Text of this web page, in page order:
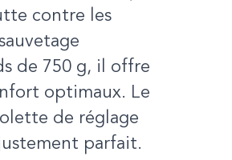
contre les
de 750 g, il offre
optimaux. Le
de réglage
parfait.